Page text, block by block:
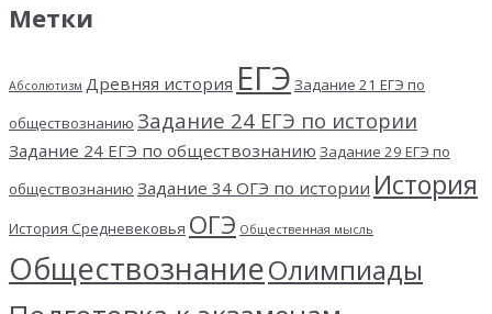
Метки
Абсолютизм Древняя история ЕГЭ Задание 21 ЕГЭ по
обществознанию Задание 24 ЕГЭ по истории
Задание 24 ЕГЭ по обществознанию Задание 29 ЕГЭ по
обществознанию Задание 34 ОГЭ по истории История
История Средневековья ОГЭ Общественная мысль
ОбществознаниеОлимпиады